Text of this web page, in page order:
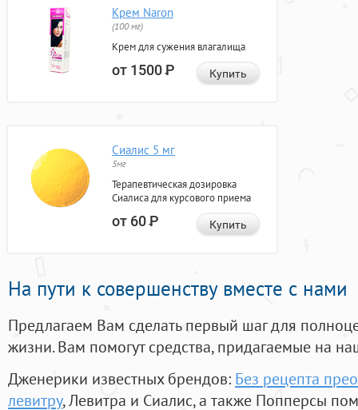
Крем Naron
(100 мг)
Крем для сужения влагалища
от 1500Р Купить
Сиалис 5 мг
5мг
Терапевтическая дозировка
Сиалиса для курсового приема
от 60Р Купить
На пути к совершенству вместе с нами
Предлагаем Вам сделать первый шаг для
жизни. Вам помогут средства, придагаемые на
Дженерики известных брендов: Без рецепта
левитру, Левитра и Сиалис, а также Попперсы